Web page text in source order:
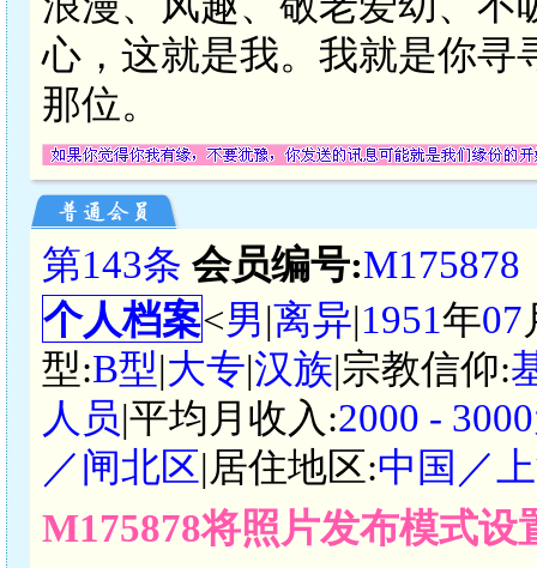
心，这就是我。我就是你寻
那位。
第143条 会员编号:M175878
个人档案<男|离异|1951年07
型:B型|大专|汉族|宗教信仰:
人员|平均月收入:2000 -
／闸北区|居住地区:中国／
M175878将照片发布模式